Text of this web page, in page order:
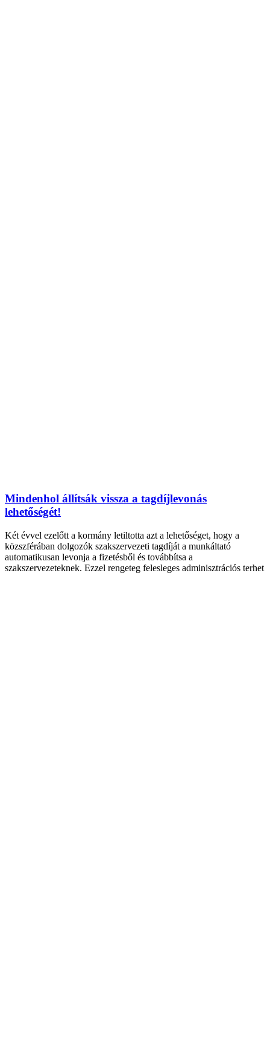
Mindenhol állítsák vissza a tagdíjlevonás
lehetőségét!
Két évvel ezelőtt a kormány letiltotta azt a lehetőséget, hogy a
közszférában dolgozók szakszervezeti tagdíját a munkáltató
automatikusan levonja a fizetésből és továbbítsa a
szakszervezeteknek. Ezzel rengeteg felesleges adminisztrációs terhet